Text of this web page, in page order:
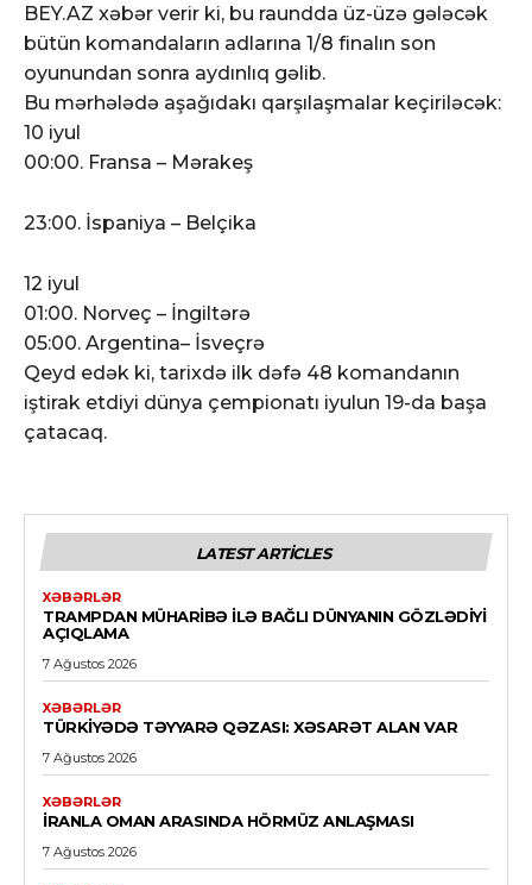
BEY.AZ xəbər verir ki, bu raundda üz-üzə gələcək
bütün komandaların adlarına 1/8 finalın son
oyunundan sonra aydınlıq gəlib.
Bu mərhələdə aşağıdakı qarşılaşmalar keçiriləcək:
10 iyul
00:00. Fransa – Mərakeş
23:00. İspaniya – Belçika
12 iyul
01:00. Norveç – İngiltərə
05:00. Argentina– İsveçrə
Qeyd edək ki, tarixdə ilk dəfə 48 komandanın
iştirak etdiyi dünya çempionatı iyulun 19-da başa
çatacaq.
LATEST ARTICLES
XƏBƏRLƏR
TRAMPDAN MÜHARIBƏ ILƏ BAĞLI DÜNYANIN GÖZLƏDIYI
AÇIQLAMA
7 Ağustos 2026
XƏBƏRLƏR
TÜRKIYƏDƏ TƏYYARƏ QƏZASI: XƏSARƏT ALAN VAR
7 Ağustos 2026
XƏBƏRLƏR
İRANLA OMAN ARASINDA HÖRMÜZ ANLAŞMASI
7 Ağustos 2026